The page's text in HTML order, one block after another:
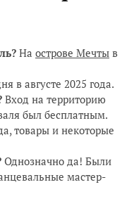
На острове Мечты в
в августе 2025 года.
Вход на территорию
был бесплатным.
товары и некоторые
Однозначно да! Были
мастер-